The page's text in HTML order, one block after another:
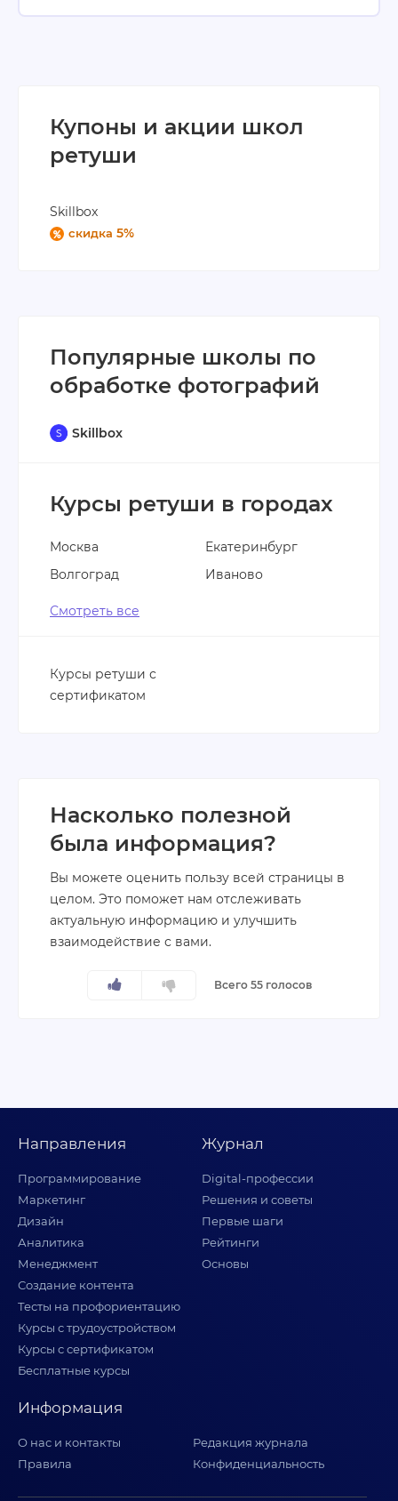
Купоны и акции школ
ретуши
Skillbox
скидка 5%
Популярные школы по
обработке фотографий
Skillbox
Курсы ретуши в городах
Москва
Волгоград
Екатеринбург
Иваново
Смотреть все
Курсы ретуши с
сертификатом
Насколько полезной
была информация?
Вы можете оценить пользу всей страницы в
целом. Это поможет нам отслеживать
актуальную информацию и улучшить
взаимодействие с вами.
Всего 55 голосов
Направления
Программирование
Маркетинг
Дизайн
Аналитика
Менеджмент
Создание контента
Тесты на профориентацию
Курсы с трудоустройством
Курсы с сертификатом
Бесплатные курсы
Журнал
Digital-профессии
Решения и советы
Первые шаги
Рейтинги
Основы
Информация
О нас и контакты
Редакция журнала
Правила
Конфиденциальность